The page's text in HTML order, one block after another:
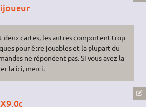
deux cartes, les autres comportent trop
pour être jouables et la plupart du
ne répondent pas. Si vous avez la
la ici, merci.